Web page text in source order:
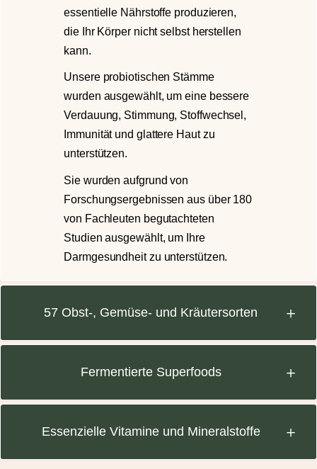
essentielle Nährstoffe produzieren,
die Ihr Körper nicht selbst herstellen
kann.
Unsere probiotischen Stämme
wurden ausgewählt, um eine bessere
Verdauung, Stimmung, Stoffwechsel,
Immunität und glattere Haut zu
unterstützen.
Sie wurden aufgrund von
Forschungsergebnissen aus über 180
von Fachleuten begutachteten
Studien ausgewählt, um Ihre
Darmgesundheit zu unterstützen.
57 Obst-, Gemüse- und Kräutersorten
Fermentierte Superfoods
Essenzielle Vitamine und Mineralstoffe